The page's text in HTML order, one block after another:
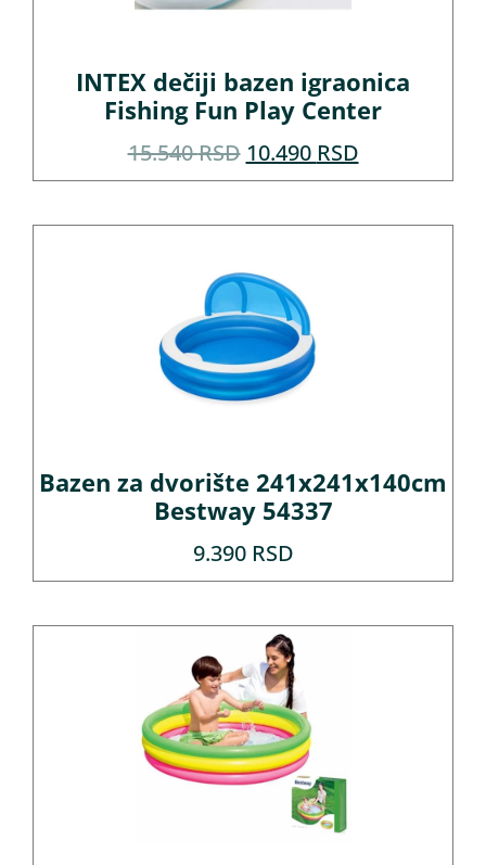
INTEX dečiji bazen igraonica
Fishing Fun Play Center
15.540RSD 10.490 RSD
Bazen za dvorište 241x241x140cm
Bestway 54337
9.390 RSD